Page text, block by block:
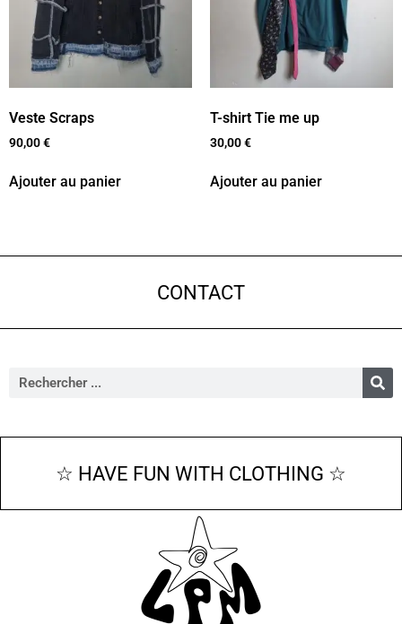
Veste Scraps
90,00€
Ajouter au panier
T-shirt Tie me up
30,00€
Ajouter au panier
CONTACT
☆ HAVE FUN WITH CLOTHING ☆